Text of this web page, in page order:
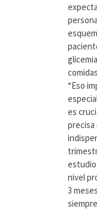
“Eso
es
precisa
nivel
3